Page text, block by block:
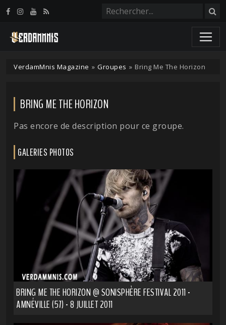
VerdamMnis Magazine » Groupes » Bring Me The Horizon
BRING ME THE HORIZON
Pas encore de description pour ce groupe.
GALERIES PHOTOS
BRING ME THE HORIZON @ SONISPHÈRE FESTIVAL 2011 -
AMNÉVILLE (57) - 8 JUILLET 2011
Panneau de gestion des cookies